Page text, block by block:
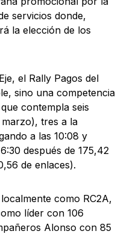
servicios donde,
la elección de los
el Rally Pagos del
sino una competencia
contempla seis
tres a la
a las 10:08 y
después de 175,42
de enlaces).
como RC2A,
líder con 106
Alonso con 85